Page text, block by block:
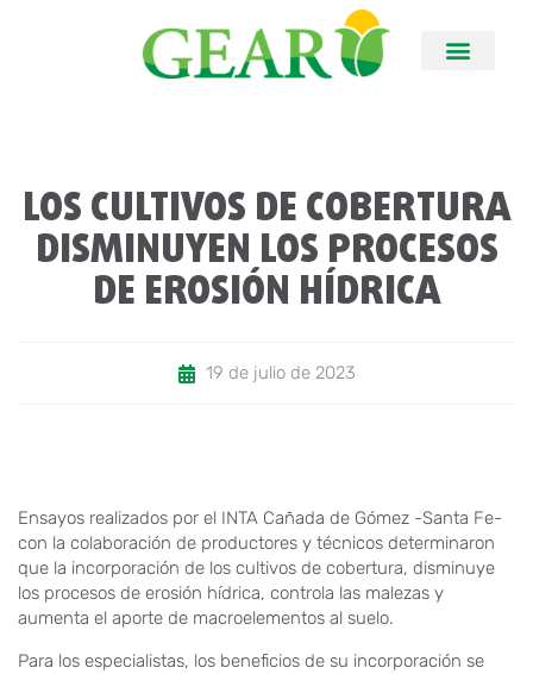
LOS CULTIVOS DE COBERTURA
DISMINUYEN LOS PROCESOS
DE EROSIÓN HÍDRICA
19 de julio de 2023
Ensayos realizados por el INTA Cañada de Gómez -Santa Fe-
con la colaboración de productores y técnicos determinaron
que la incorporación de los cultivos de cobertura, disminuye
los procesos de erosión hídrica, controla las malezas y
aumenta el aporte de macroelementos al suelo.
Para los especialistas, los beneficios de su incorporación se